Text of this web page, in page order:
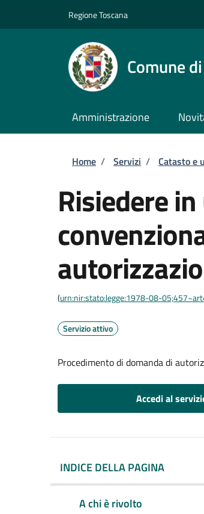
Regione Toscana
Comune
Amministrazione
Briciole di
Home / Servizi / Catasto e
Risiedere
(urn:nir:stato:legge:1978-08-
Servizio attivo
Procedimento di domanda di
Accedi al
INDICE DELLA PAGINA
A chi è rivolto